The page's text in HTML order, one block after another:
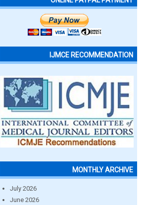
IJMCE RECOMMENDATION
MONTHLY ARCHIVE
July 2026
June 2026